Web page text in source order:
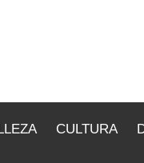
CULTURA